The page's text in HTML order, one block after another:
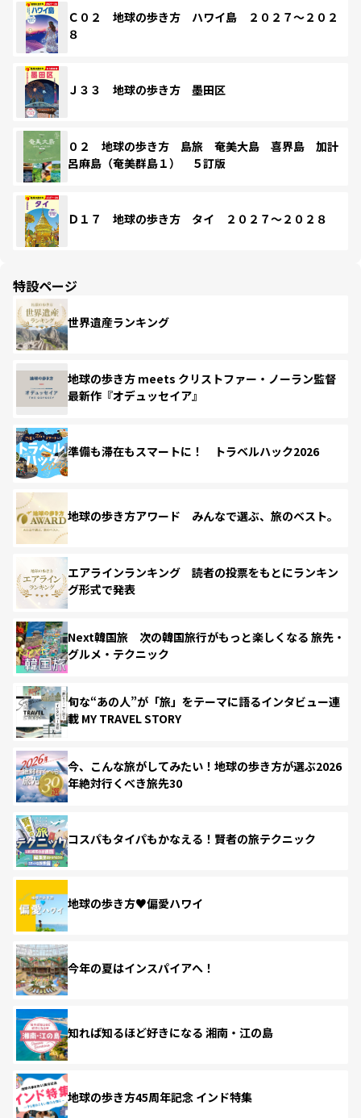
Ｃ０２ 地球の歩き方 ハワイ島 ２０２７～２０２
８
Ｊ３３ 地球の歩き方 墨田区
０２ 地球の歩き方 島旅 奄美大島 喜界島 加計
呂麻島（奄美群島１） ５訂版
Ｄ１７ 地球の歩き方 タイ ２０２７～２０２８
特設ページ
世界遺産ランキング
地球の歩き方 meets クリストファー・ノーラン監督
最新作『オデュッセイア』
準備も滞在もスマートに！ トラベルハック2026
地球の歩き方アワード みんなで選ぶ、旅のベスト。
エアラインランキング 読者の投票をもとにランキン
グ形式で発表
Next韓国旅 次の韓国旅行がもっと楽しくなる 旅先・
グルメ・テクニック
旬な“あの人”が「旅」をテーマに語るインタビュー連
載 MY TRAVEL STORY
今、こんな旅がしてみたい！地球の歩き方が選ぶ2026
年絶対行くべき旅先30
コスパもタイパもかなえる！賢者の旅テクニック
地球の歩き方♥偏愛ハワイ
今年の夏はインスパイアへ！
知れば知るほど好きになる 湘南・江の島
地球の歩き方45周年記念 インド特集